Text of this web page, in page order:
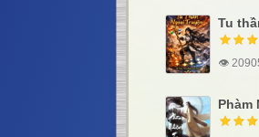
Tu
👁
Phàm